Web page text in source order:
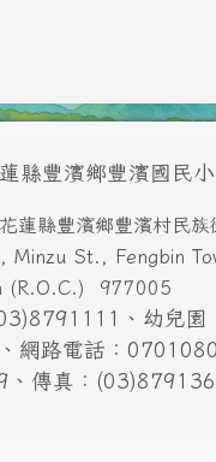
縣豐濱鄉豐濱國民
蓮縣豐濱鄉豐濱村民族
St., Fengbin
(R.O.C.)
977005
、幼兒園
網路電話：
傳真：